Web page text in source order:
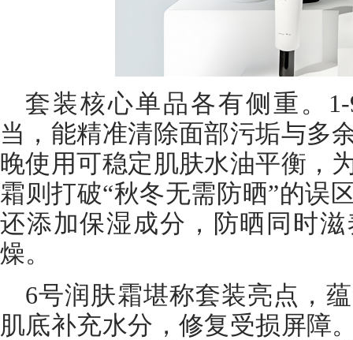
套装核心单品各有侧重。
当，能精准清除面部污垢与多
晚使用可稳定肌肤水油平衡，
霜则打破“秋冬无需防晒”的误
还添加保湿成分，防晒同时
燥。
6号润肤霜堪称套装亮点，
肌底补充水分，修复受损屏障